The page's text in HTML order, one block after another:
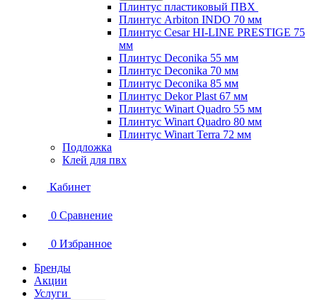
Плинтус пластиковый ПВХ
Плинтус Arbiton INDO 70 мм
Плинтус Cesar HI-LINE PRESTIGE 75
мм
Плинтус Deconika 55 мм
Плинтус Deconika 70 мм
Плинтус Deconika 85 мм
Плинтус Dekor Plast 67 мм
Плинтус Winart Quadro 55 мм
Плинтус Winart Quadro 80 мм
Плинтус Winart Terra 72 мм
Подложка
Клей для пвх
Кабинет
0 Сравнение
0 Избранное
Бренды
Акции
Услуги